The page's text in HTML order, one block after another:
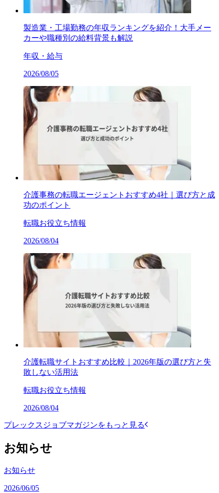
製造業・工場勤務の年収ランキングを紹介！大手メー
カーや職種別の給料背景も解説
年収・給与
2026/08/05
介護事務の転職エージェントおすすめ4社｜選び方と成
功のポイント
転職お役立ち情報
2026/08/04
介護転職サイトおすすめ比較｜2026年版の選び方と失
敗しない活用法
転職お役立ち情報
2026/08/04
プレックスジョブマガジンをもっと見る
お知らせ
お知らせ
2026/06/05